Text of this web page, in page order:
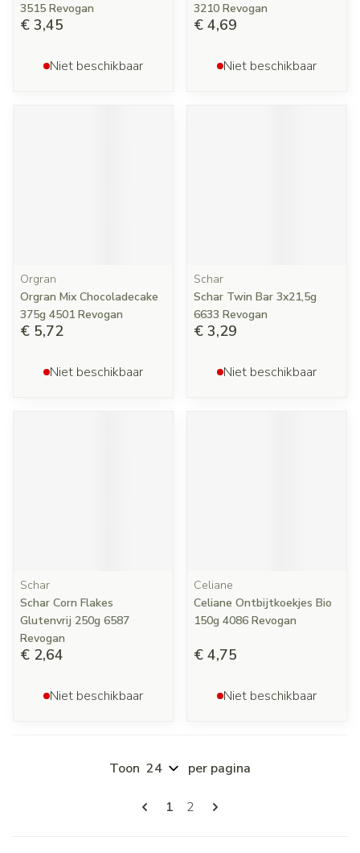
3515 Revogan
€ 3,45
Niet beschikbaar
3210 Revogan
€ 4,69
Niet beschikbaar
Orgran
Orgran Mix Chocoladecake
375g 4501 Revogan
€ 5,72
Niet beschikbaar
Schar
Schar Twin Bar 3x21,5g
6633 Revogan
€ 3,29
Niet beschikbaar
Schar
Schar Corn Flakes
Glutenvrij 250g 6587
Revogan
€ 2,64
Niet beschikbaar
Celiane
Celiane Ontbijtkoekjes Bio
150g 4086 Revogan
€ 4,75
Niet beschikbaar
Pagina's
U lees momenteel pagina
1 Pagina
2
Toon per pagina